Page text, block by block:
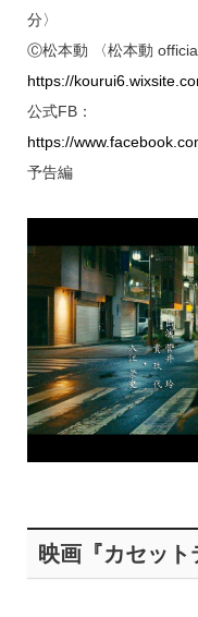
分〉
Ⓒ松本動 〈松本動
https://
公式FB：
https://
予告編
映画『カセット